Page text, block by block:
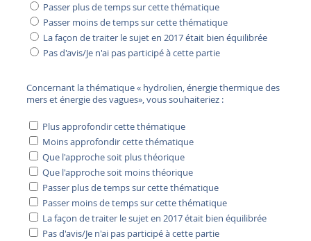
Passer plus de temps sur cette thématique
Passer moins de temps sur cette thématique
La façon de traiter le sujet en 2017 était bien équilibrée
Pas d'avis/Je n'ai pas participé à cette partie
Concernant la thématique « hydrolien, énergie thermique des
mers et énergie des vagues», vous souhaiteriez :
Plus approfondir cette thématique
Moins approfondir cette thématique
Que l'approche soit plus théorique
Que l'approche soit moins théorique
Passer plus de temps sur cette thématique
Passer moins de temps sur cette thématique
La façon de traiter le sujet en 2017 était bien équilibrée
Pas d'avis/Je n'ai pas participé à cette partie